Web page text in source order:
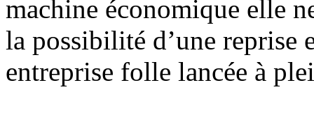
machine économique elle
la possibilité d’une reprise
entreprise folle lancée à